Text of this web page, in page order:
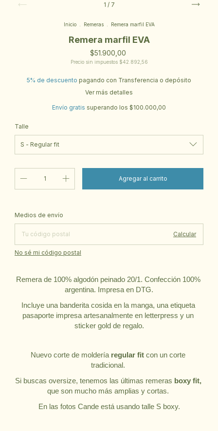
1 / 7
Inicio Remeras Remera marfil EVA
Remera marfil EVA
$51.900,00
Precio sin impuestos $42.892,56
5% de descuento pagando con Transferencia o depósito
Ver más detalles
Envío gratis superando los $100.000,00
Talle
Entregas para el CP:
Medios de envío
Calcular
No sé mi código postal
Remera de 100% algodón peinado 20/1. Confección 100%
argentina. Impresa en DTG.
Incluye una banderita cosida en la manga, una etiqueta
pasaporte impresa artesanalmente en letterpress y un
sticker gold de regalo.
Nuevo corte de moldería regular fit con un corte
tradicional.
Si buscas oversize, tenemos las últimas remeras boxy fit,
que son mucho más amplias y cortas.
En las fotos Cande está usando talle S boxy.